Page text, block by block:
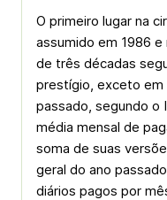
O primeiro lugar na
assumido em 1986 e
de três décadas
prestígio, exceto em
passado, segundo o
média mensal de
soma de suas
geral do ano
diários pagos por